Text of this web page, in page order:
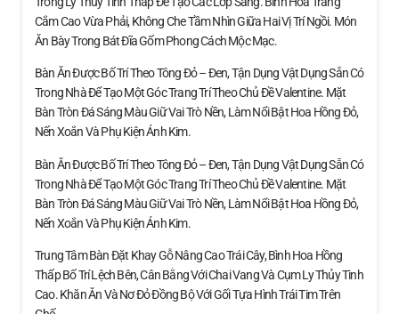
Cắm Cao Vừa Phải, Không Che Tầm Nhìn Giữa Hai Vị Trí Ngồi. Món
Ăn Bày Trong Bát Đĩa Gốm Phong Cách Mộc Mạc.
Bàn Ăn Được Bố Trí Theo Tông Đỏ – Đen, Tận Dụng Vật Dụng Sẵn Có
Trong Nhà Để Tạo Một Góc Trang Trí Theo Chủ Đề Valentine. Mặt
Bàn Tròn Đá Sáng Màu Giữ Vai Trò Nền, Làm Nổi Bật Hoa Hồng Đỏ,
Nến Xoắn Và Phụ Kiện Ánh Kim.
Bàn Ăn Được Bố Trí Theo Tông Đỏ – Đen, Tận Dụng Vật Dụng Sẵn Có
Trong Nhà Để Tạo Một Góc Trang Trí Theo Chủ Đề Valentine. Mặt
Bàn Tròn Đá Sáng Màu Giữ Vai Trò Nền, Làm Nổi Bật Hoa Hồng Đỏ,
Nến Xoắn Và Phụ Kiện Ánh Kim.
Trung Tâm Bàn Đặt Khay Gỗ Nâng Cao Trái Cây, Bình Hoa Hồng
Thấp Bố Trí Lệch Bên, Cân Bằng Với Chai Vang Và Cụm Ly Thủy Tinh
Cao. Khăn Ăn Và Nơ Đỏ Đồng Bộ Với Gối Tựa Hình Trái Tim Trên